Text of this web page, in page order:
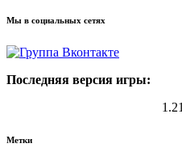
Мы в социальных сетях
Последняя версия игры:
Метки